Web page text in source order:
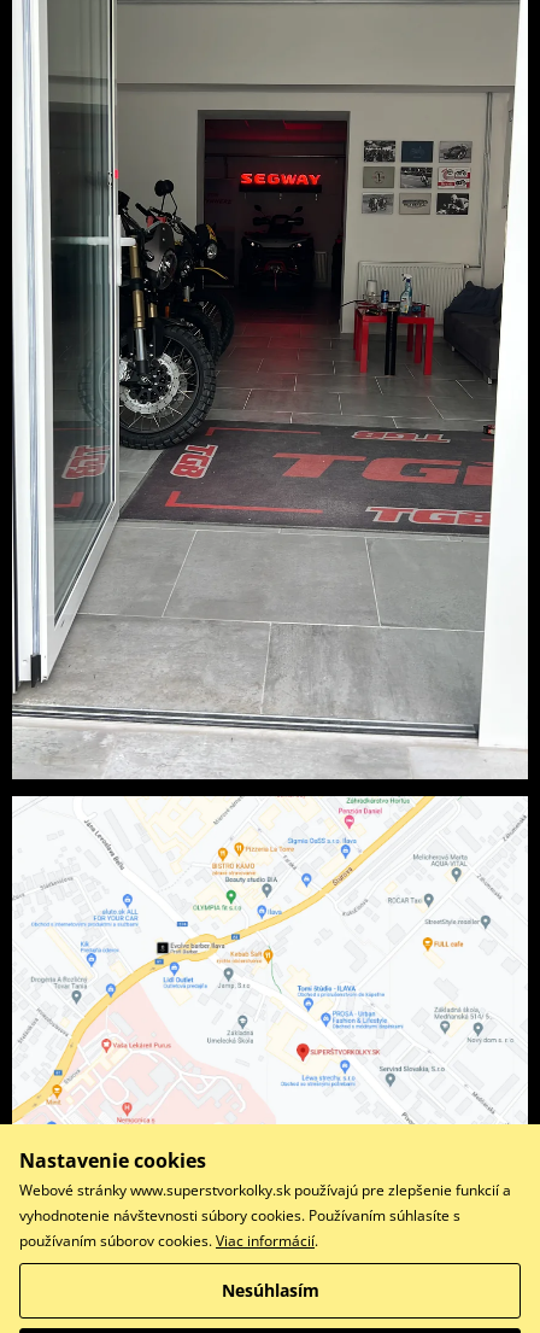
Facebook
Copyright © 2026 www.superstvorkolky.sk
Všetky práva vyhradené
Nastavenie cookies
Webové stránky www.superstvorkolky.sk používajú pre zlepšenie funkcií a
vyhodnotenie návštevnosti súbory cookies. Používaním súhlasíte s
používaním súborov cookies.Viac informácií.
Nesúhlasím